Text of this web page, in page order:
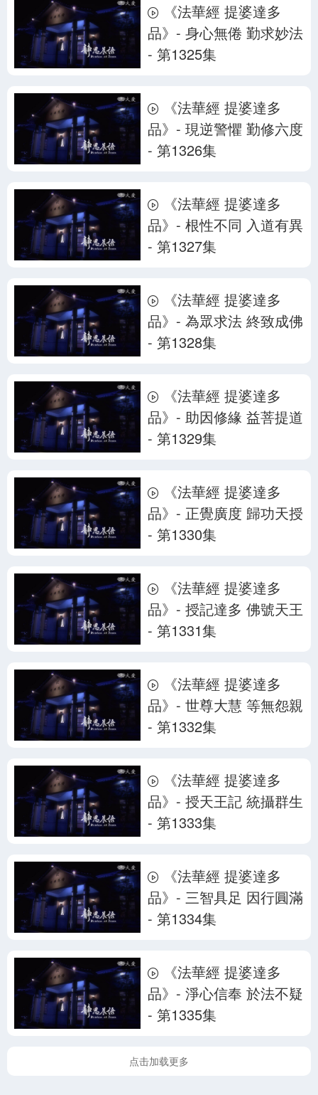
《法華經 提婆達多
品》- 身心無倦 勤求妙法
- 第1325集
《法華經 提婆達多
品》- 現逆警懼 勤修六度
- 第1326集
《法華經 提婆達多
品》- 根性不同 入道有異
- 第1327集
《法華經 提婆達多
品》- 為眾求法 終致成佛
- 第1328集
《法華經 提婆達多
品》- 助因修緣 益菩提道
- 第1329集
《法華經 提婆達多
品》- 正覺廣度 歸功天授
- 第1330集
《法華經 提婆達多
品》- 授記達多 佛號天王
- 第1331集
《法華經 提婆達多
品》- 世尊大慧 等無怨親
- 第1332集
《法華經 提婆達多
品》- 授天王記 統攝群生
- 第1333集
《法華經 提婆達多
品》- 三智具足 因行圓滿
- 第1334集
《法華經 提婆達多
品》- 淨心信奉 於法不疑
- 第1335集
点击加载更多